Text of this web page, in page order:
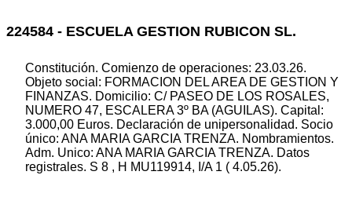
224584 - ESCUELA GESTION RUBICON SL.
Constitución. Comienzo de operaciones: 23.03.26.
Objeto social: FORMACION DEL AREA DE GESTION Y
FINANZAS. Domicilio: C/ PASEO DE LOS ROSALES,
NUMERO 47, ESCALERA 3º BA (AGUILAS). Capital:
3.000,00 Euros. Declaración de unipersonalidad. Socio
único: ANA MARIA GARCIA TRENZA. Nombramientos.
Adm. Unico: ANA MARIA GARCIA TRENZA. Datos
registrales. S 8 , H MU119914, I/A 1 ( 4.05.26).